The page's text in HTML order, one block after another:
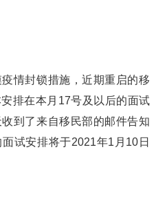
情封锁措施，近期重启的移
排在本月17号及以后的面试
到了来自移民部的邮件告知
试安排将于2021年1月10日